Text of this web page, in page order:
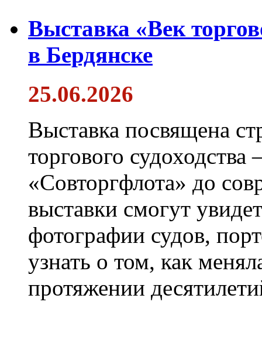
Выставка «Век
в Бердянске
25.06.2026
Выставка посвящена
торгового
«Совторгфлота» до
выставки смогут
фотографии судов,
узнать о том, как
протяжении